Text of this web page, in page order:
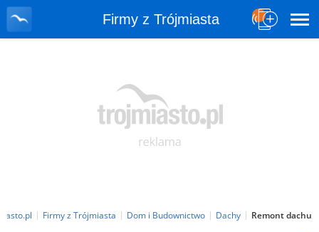
Firmy z Trójmiasta
Firmy z Trójmiasta Dom i Budownictwo Dachy Remont dachu